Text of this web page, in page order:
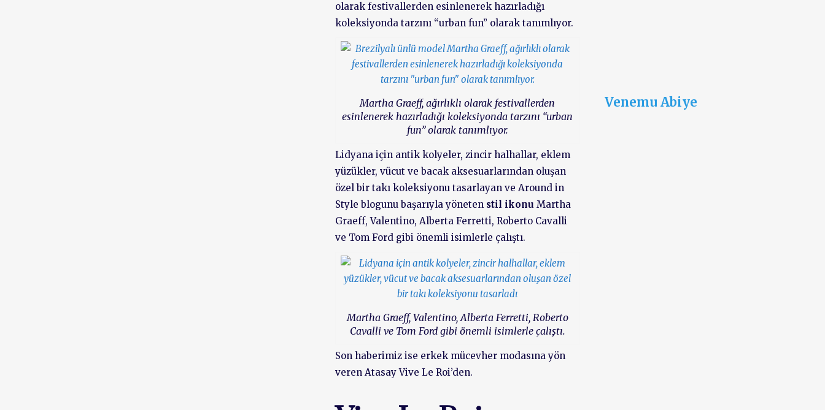
olarak festivallerden esinlenerek hazırladığı
koleksiyonda tarzını “urban fun” olarak tanımlıyor.
Martha Graeff, ağırlıklı olarak festivallerden
esinlenerek hazırladığı koleksiyonda tarzını “urban
fun” olarak tanımlıyor.
Lidyana için antik kolyeler, zincir halhallar, eklem
yüzükler, vücut ve bacak aksesuarlarından oluşan
özel bir takı koleksiyonu tasarlayan ve Around in
Style blogunu başarıyla yöneten stil ikonuMartha
Graeff, Valentino, Alberta Ferretti, Roberto Cavalli
ve Tom Ford gibi önemli isimlerle çalıştı.
Martha Graeff, Valentino, Alberta Ferretti, Roberto
Cavalli ve Tom Ford gibi önemli isimlerle çalıştı.
Son haberimiz ise erkek mücevher modasına yön
veren Atasay Vive Le Roi’den.
Venemu Abiye